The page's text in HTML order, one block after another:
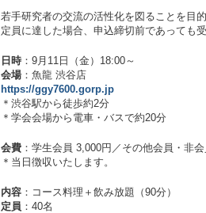
若手研究者の交流の活性化を図ることを目
定員に達した場合、申込締切前であっても
日時 ：9月11日（金）18:00～
会場 ：魚龍 渋谷店
https://ggy7600.gorp.jp
＊渋谷駅から徒歩約2分
＊学会会場から電車・バスで約20分
会費 ：学生会員 3,000円／その他会員・非
＊当日徴収いたします。
内容 ：コース料理＋飲み放題（90分）
定員 ：40名